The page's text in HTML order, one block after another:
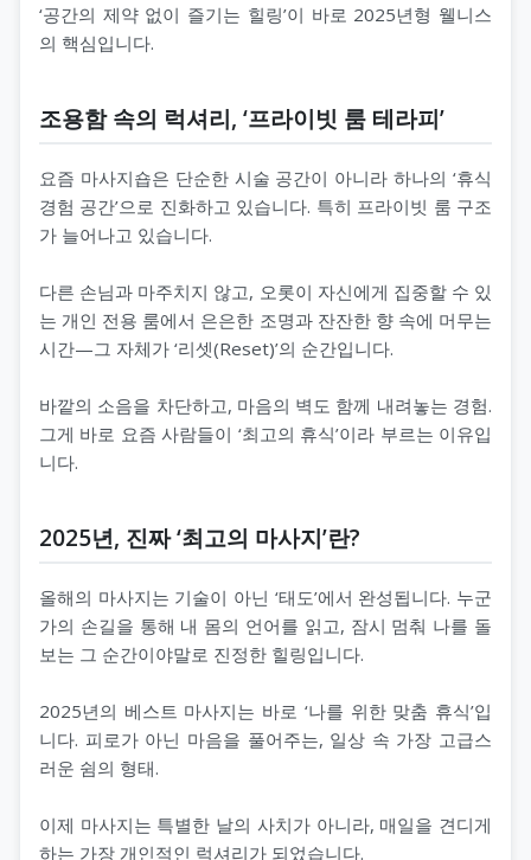
‘공간의 제약 없이 즐기는 힐링’이 바로 2025년형 웰니스
의 핵심입니다.
조용함 속의 럭셔리, ‘프라이빗 룸 테라피’
요즘 마사지숍은 단순한 시술 공간이 아니라 하나의 ‘휴식
경험 공간’으로 진화하고 있습니다. 특히 프라이빗 룸 구조
가 늘어나고 있습니다.
다른 손님과 마주치지 않고, 오롯이 자신에게 집중할 수 있
는 개인 전용 룸에서 은은한 조명과 잔잔한 향 속에 머무는
시간—그 자체가 ‘리셋(Reset)’의 순간입니다.
바깥의 소음을 차단하고, 마음의 벽도 함께 내려놓는 경험.
그게 바로 요즘 사람들이 ‘최고의 휴식’이라 부르는 이유입
니다.
2025년, 진짜 ‘최고의 마사지’란?
올해의 마사지는 기술이 아닌 ‘태도’에서 완성됩니다. 누군
가의 손길을 통해 내 몸의 언어를 읽고, 잠시 멈춰 나를 돌
보는 그 순간이야말로 진정한 힐링입니다.
2025년의 베스트 마사지는 바로 ‘나를 위한 맞춤 휴식’입
니다. 피로가 아닌 마음을 풀어주는, 일상 속 가장 고급스
러운 쉼의 형태.
이제 마사지는 특별한 날의 사치가 아니라, 매일을 견디게
하는 가장 개인적인 럭셔리가 되었습니다.